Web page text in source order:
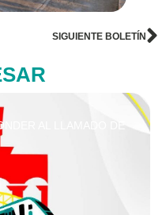
SIGUIENTE BOLETÍN
AL LLAMADO DE